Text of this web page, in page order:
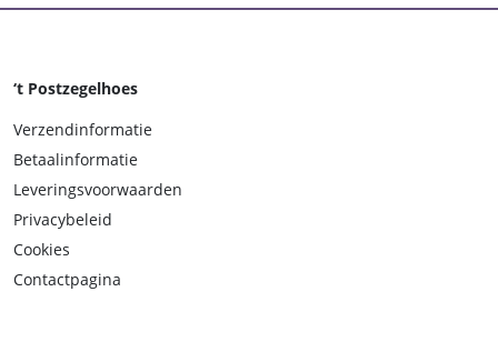
‘t Postzegelhoes
Verzendinformatie
Betaalinformatie
Leveringsvoorwaarden
Privacybeleid
Cookies
Contactpagina